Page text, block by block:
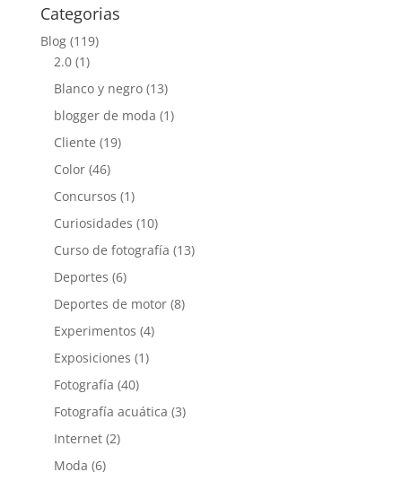
Categorias
Blog(119)
2.0(1)
Blanco y negro(13)
blogger de moda (1)
Cliente (19)
Color(46)
Concursos (1)
Curiosidades (10)
Curso de fotografía (13)
Deportes (6)
Deportes de motor(8)
Experimentos (4)
Exposiciones (1)
Fotografía (40)
Fotografía acuática (3)
Internet(2)
Moda (6)